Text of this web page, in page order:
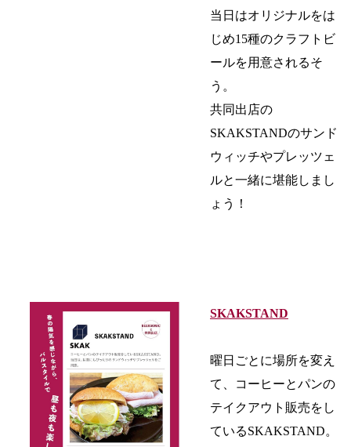
当日はオリジナルをは
じめ15種のクラフトビ
ールを用意されるそ
う。
共同出店の
SKAKSTANDのサンド
ウィッチやプレッツェ
ルと一緒に堪能しまし
ょう！
SKAKSTAND
曜日ごとに場所を変え
て、コーヒーとパンの
テイクアウト販売をし
ているSKAKSTAND。